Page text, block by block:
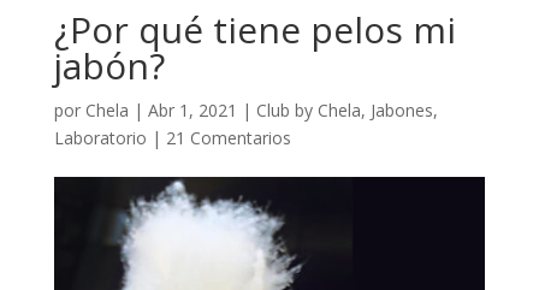
¿Por qué tiene pelos mi
jabón?
por Chela | Abr 1, 2021 | Club by Chela, Jabones,
Laboratorio | 21 Comentarios